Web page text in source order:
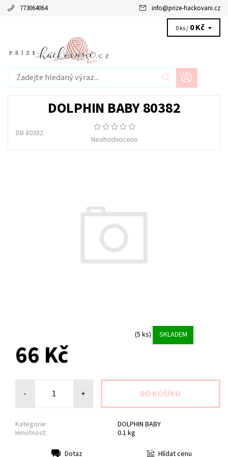
773064064 info@prize-hackovani.cz
0 ks / 0 Kč
DOLPHIN BABY 80382
DB 80382
Neohodnoceno
(5 ks) SKLADEM
66 Kč
- +
Kategorie:
DOLPHIN BABY
Hmotnost:
0.1 kg
Dotaz Hlídat cenu